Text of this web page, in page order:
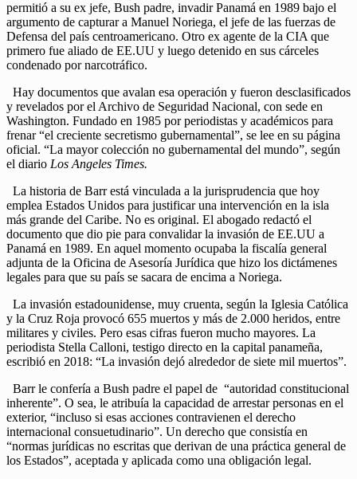
permitió a su ex jefe, Bush padre, invadir Panamá en 1989 bajo el
argumento de capturar a Manuel Noriega, el jefe de las fuerzas de
Defensa del país centroamericano. Otro ex agente de la CIA que
primero fue aliado de EE.UU y luego detenido en sus cárceles
condenado por narcotráfico.
Hay documentos que avalan esa operación y fueron desclasificados
y revelados por el Archivo de Seguridad Nacional, con sede en
Washington. Fundado en 1985 por periodistas y académicos para
frenar “el creciente secretismo gubernamental”, se lee en su página
oficial. “La mayor colección no gubernamental del mundo”, según
el diario Los Angeles Times.
La historia de Barr está vinculada a la jurisprudencia que hoy
emplea Estados Unidos para justificar una intervención en la isla
más grande del Caribe. No es original. El abogado redactó el
documento que dio pie para convalidar la invasión de EE.UU a
Panamá en 1989. En aquel momento ocupaba la fiscalía general
adjunta de la Oficina de Asesoría Jurídica que hizo los dictámenes
legales para que su país se sacara de encima a Noriega.
La invasión estadounidense, muy cruenta, según la Iglesia Católica
y la Cruz Roja provocó 655 muertos y más de 2.000 heridos, entre
militares y civiles. Pero esas cifras fueron mucho mayores. La
periodista Stella Calloni, testigo directo en la capital panameña,
escribió en 2018: “La invasión dejó alrededor de siete mil muertos”.
Barr le confería a Bush padre el papel de “autoridad constitucional
inherente”. O sea, le atribuía la capacidad de arrestar personas en el
exterior, “incluso si esas acciones contravienen el derecho
internacional consuetudinario”. Un derecho que consistía en
“normas jurídicas no escritas que derivan de una práctica general de
los Estados”, aceptada y aplicada como una obligación legal.